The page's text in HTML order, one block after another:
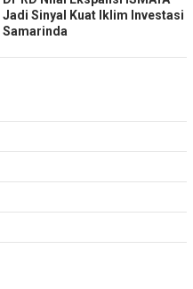
Jadi Sinyal Kuat Iklim Investasi
Samarinda